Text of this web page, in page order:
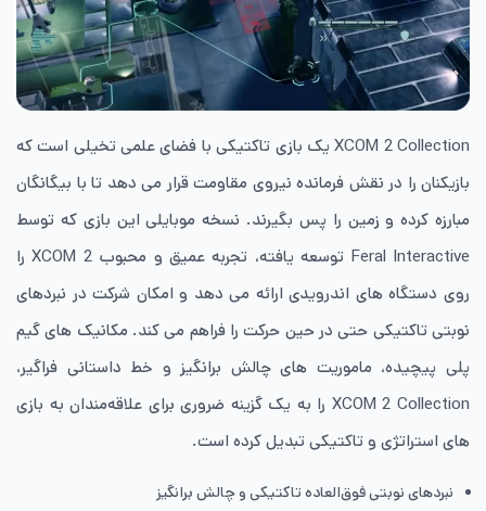
XCOM 2 Collection یک بازی تاکتیکی با فضای علمی تخیلی است که
بازیکنان را در نقش فرمانده نیروی مقاومت قرار می دهد تا با بیگانگان
مبارزه کرده و زمین را پس بگیرند. نسخه موبایلی این بازی که توسط
Feral Interactive توسعه یافته، تجربه عمیق و محبوب XCOM 2 را
روی دستگاه های اندرویدی ارائه می دهد و امکان شرکت در نبردهای
نوبتی تاکتیکی حتی در حین حرکت را فراهم می کند. مکانیک های گیم
پلی پیچیده، ماموریت های چالش برانگیز و خط داستانی فراگیر،
XCOM 2 Collection را به یک گزینه ضروری برای علاقه‌مندان به بازی
های استراتژی و تاکتیکی تبدیل کرده است.
نبردهای نوبتی فوق‌العاده تاکتیکی و چالش برانگیز